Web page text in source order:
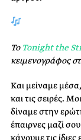
Το Tonight the
κειμενογράφος
Και μείναμε μέσα,
και τις σειρές.
δίναμε στην
έπαιρνες μαζί
κάνουμε τις